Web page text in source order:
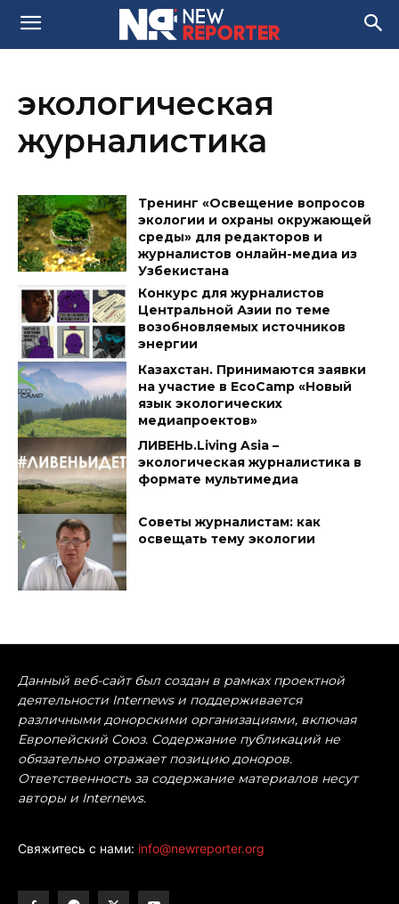
экологическая
журналистика
Тренинг «Освещение вопросов
экологии и охраны окружающей
среды» для редакторов и
журналистов онлайн-медиа из
Узбекистана
Конкурс для журналистов
Центральной Азии по теме
возобновляемых источников
энергии
Казахстан. Принимаются заявки
на участие в EcoCamp «Новый
язык экологических
медиапроектов»
ЛИВЕНЬ.Living Asia –
экологическая журналистика в
формате мультимедиа
Советы журналистам: как
освещать тему экологии
Данный веб-сайт был создан в рамках проектной
деятельности Internews и поддерживается
различными донорскими организациями, включая
Европейский Союз. Содержание публикаций не
обязательно отражает позицию доноров.
Ответственность за содержание материалов несут
авторы и Internews.
Свяжитесь с нами: info@newreporter.org